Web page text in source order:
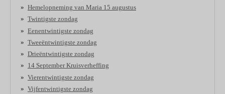
Hemelopneming van Maria 15 augustus
Twintigste zondag
Eenentwintigste zondag
Tweeëntwintigste zondag
Drieëntwintigste zondag
14 September Kruisverheffing
Vierentwintigste zondag
Vijfentwintigste zondag